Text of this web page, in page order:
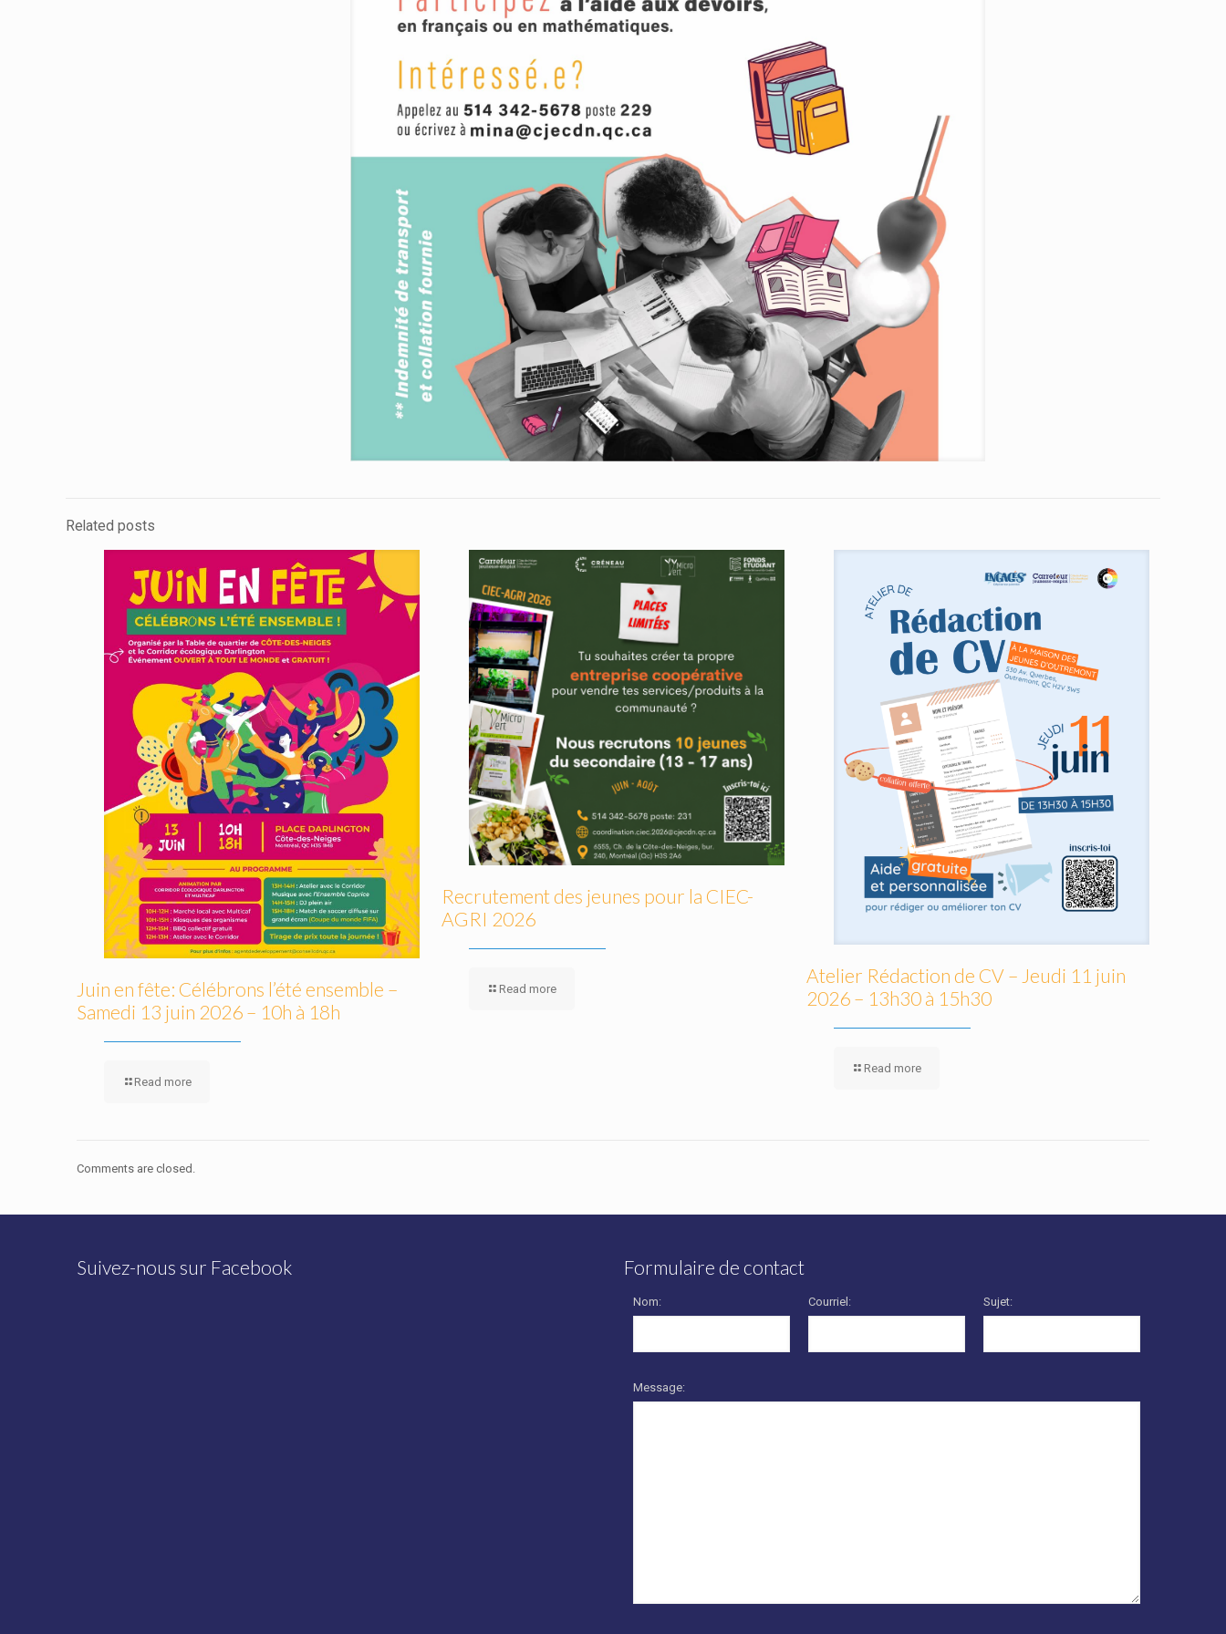
Related posts
Juin en fête: Célébrons l’été ensemble –
Samedi 13 juin 2026 – 10h à 18h
Read more
Recrutement des jeunes pour la CIEC-
AGRI 2026
Read more
Atelier Rédaction de CV – Jeudi 11 juin
2026 – 13h30 à 15h30
Read more
Comments are closed.
Suivez-nous sur Facebook Formulaire de contact
Nom: Courriel: Sujet:
Message: